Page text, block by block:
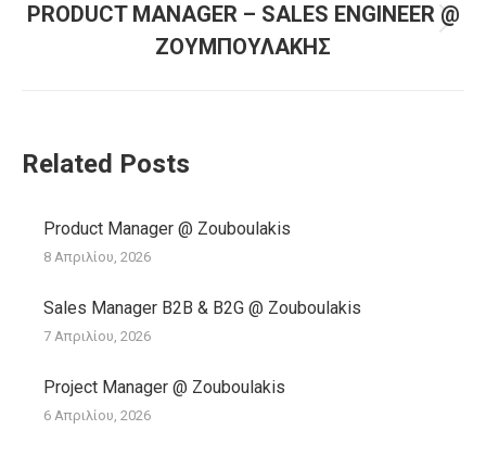
post:
PRODUCT MANAGER – SALES ENGINEER @
ΖΟΥΜΠΟΥΛΑΚΗΣ
Related Posts
Product Manager @ Zouboulakis
8 Απριλίου, 2026
Sales Manager B2B & B2G @ Zouboulakis
7 Απριλίου, 2026
Project Manager @ Zouboulakis
6 Απριλίου, 2026